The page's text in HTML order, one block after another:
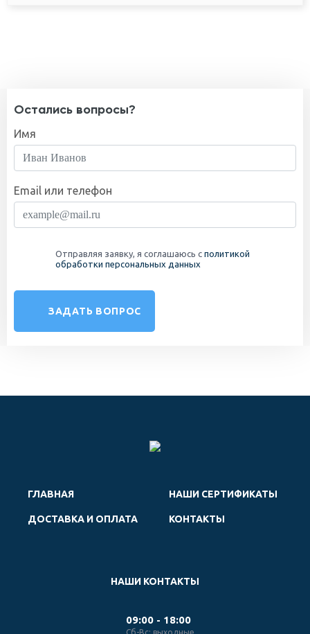
Остались вопросы?
Имя
Email или телефон
Отправляя заявку, я соглашаюсь с политикой
обработки персональных данных
ГЛАВНАЯ НАШИ СЕРТИФИКАТЫ
ДОСТАВКА И ОПЛАТА КОНТАКТЫ
НАШИ КОНТАКТЫ
09:00 - 18:00